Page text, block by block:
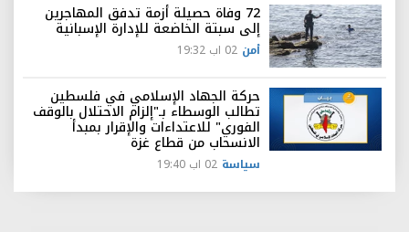
72 وفاة حصيلة أزمة تدفق المهاجرين
إلى سبتة الخاضعة للإدارة الإسبانية
أمن 02 اب 19:32
حركة الجهاد الإسلامي في فلسطين
تطالب الوسطاء بـ"إلزام الاحتلال بالوقف
الفوري" للاعتداءات والإقرار بمبدأ
الانسحاب من قطاع غزة
سياسة 02 اب 19:40